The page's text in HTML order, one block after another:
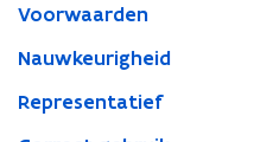
Voorwaarden
Nauwkeurigheid
Representatief